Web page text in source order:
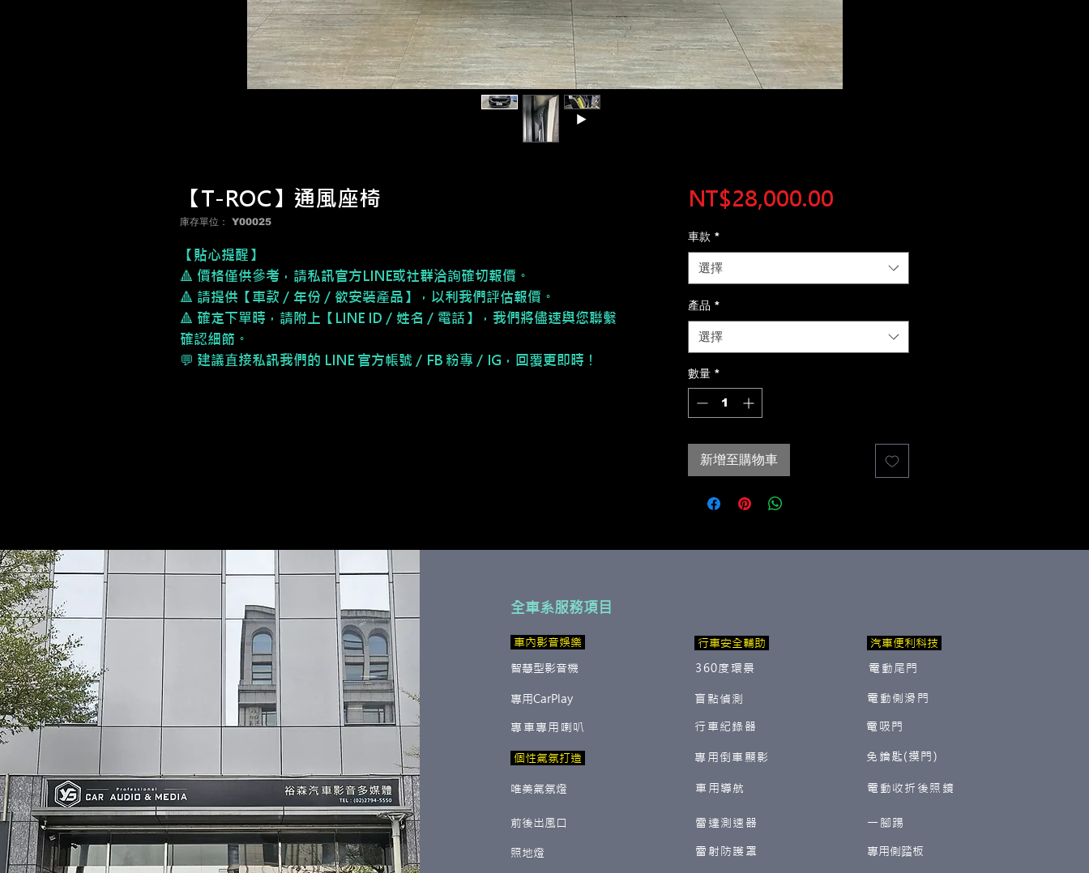
【T-ROC】通風座椅
庫存單位： Y00025
【貼心提醒】
🔺 價格僅供參考，請私訊官方LINE或社群洽詢確切報價。
🔺 請提供【車款／年份／欲安裝產品】，以利我們評估報價。
🔺 確定下單時，請附上【LINE ID／姓名／電話】，我們將儘速與您聯繫
確認細節。
💬 建議直接私訊我們的 LINE 官方帳號／FB 粉專／IG，回覆更即時！
NT$28,000.00價
車款 *
選擇
產品 *
選擇
數量 *
新增至購物車
全車系服務項目
​ 車內影音娛樂
智慧型影音機
行車安全輔助
360度環景
專用CarPlay
專車專用喇叭
盲點偵測
行車紀錄器
專用倒車顯影
​ 個性氣氛打造
唯美氣氛燈 車用導航
汽車便利科技
電動尾門
電動側滑門
電吸門
免鑰匙(摸門)
電動收折後照鏡
前後出風口 雷達測速器
照地燈 雷射防護罩
一腳踢
​專用側踏板